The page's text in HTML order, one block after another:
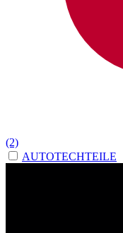
(2)
AUTOTECHTEILE